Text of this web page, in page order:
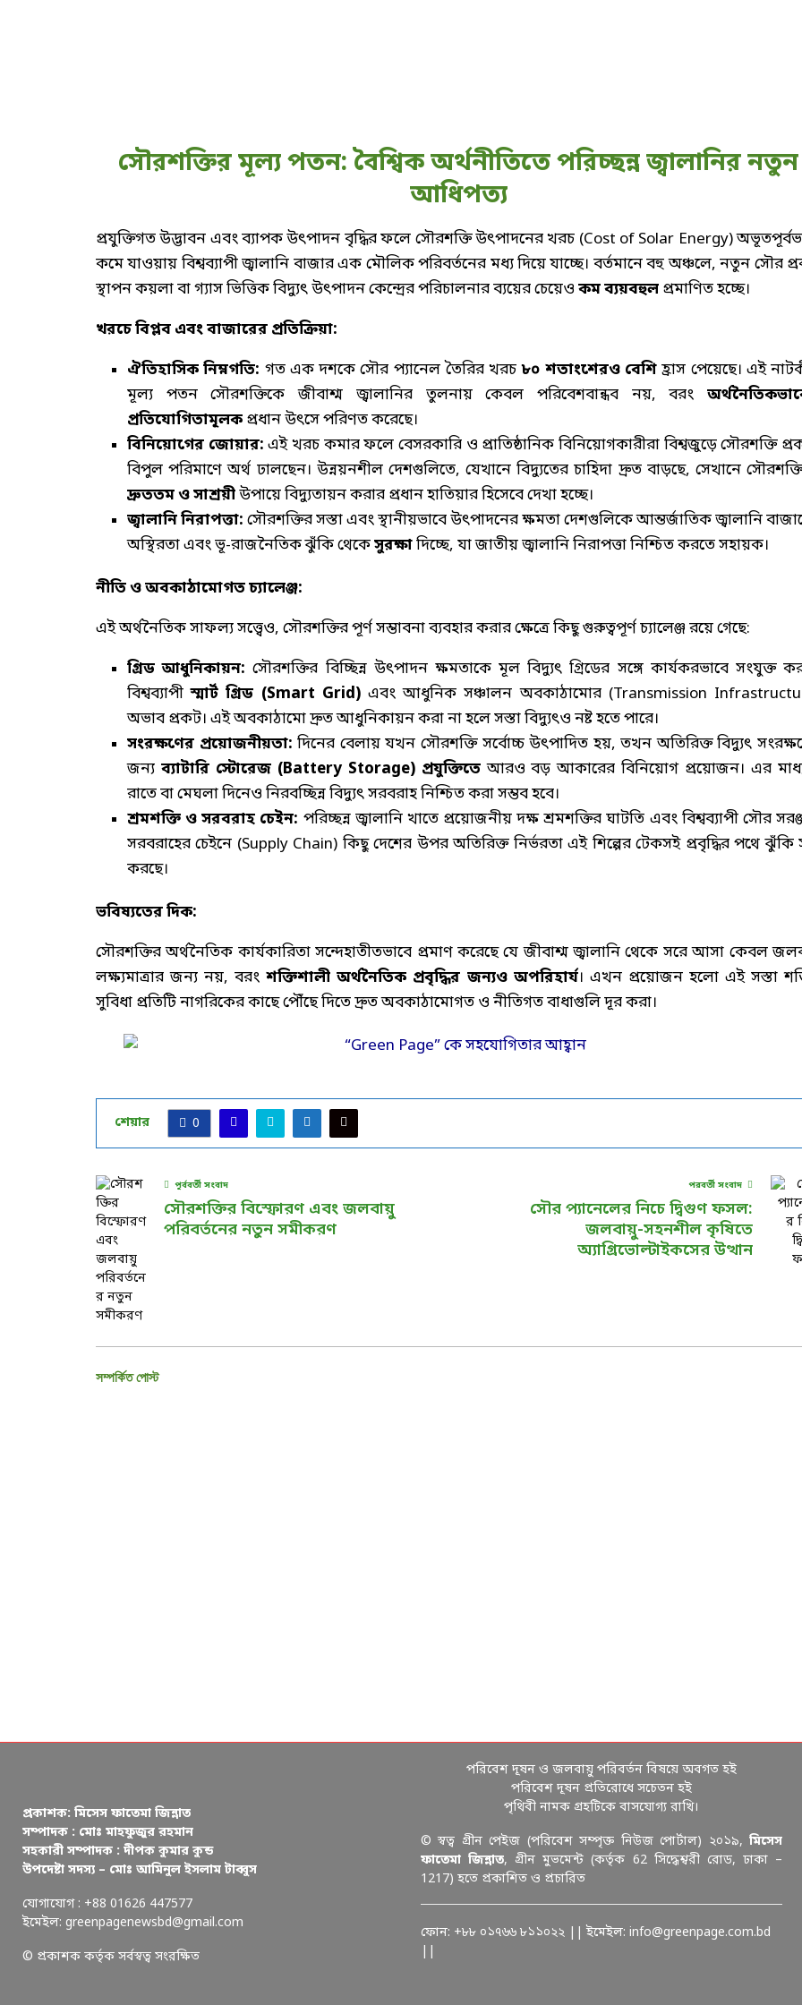
সৌরশক্তির মূল্য পতন: বৈশ্বিক অর্থনীতিতে পরিচ্ছন্ন জ্বালানির নতুন
আধিপত্য
প্রযুক্তিগত উদ্ভাবন এবং ব্যাপক উৎপাদন বৃদ্ধির ফলে সৌরশক্তি উৎপাদনের খরচ (Cost of Solar Energy)
কমে যাওয়ায় বিশ্বব্যাপী জ্বালানি বাজার এক মৌলিক পরিবর্তনের মধ্য দিয়ে যাচ্ছে। বর্তমানে বহু অঞ্চলে, নতুন সৌর
স্থাপন কয়লা বা গ্যাস ভিত্তিক বিদ্যুৎ উৎপাদন কেন্দ্রের পরিচালনার ব্যয়ের চেয়েও কম ব্যয়বহুল প্রমাণিত হচ্ছে।
খরচে বিপ্লব এবং বাজারের প্রতিক্রিয়া:
ঐতিহাসিক নিম্নগতি: গত এক দশকে সৌর প্যানেল তৈরির খরচ৮০ শতাংশেরও বেশিহ্রাস পেয়েছে। এই
মূল্য পতন সৌরশক্তিকে জীবাশ্ম জ্বালানির তুলনায় কেবল পরিবেশবান্ধব নয়, বরং
প্রতিযোগিতামূলক প্রধান উৎসে পরিণত করেছে।
বিনিয়োগের জোয়ার: এই খরচ কমার ফলে বেসরকারি ও প্রাতিষ্ঠানিক বিনিয়োগকারীরা বিশ্বজুড়ে সৌরশক্তি
বিপুল পরিমাণে অর্থ ঢালছেন। উন্নয়নশীল দেশগুলিতে, যেখানে বিদ্যুতের চাহিদা দ্রুত বাড়ছে, সেখানে
দ্রুততম ও সাশ্রয়ীউপায়ে বিদ্যুতায়ন করার প্রধান হাতিয়ার হিসেবে দেখা হচ্ছে।
জ্বালানি নিরাপত্তা: সৌরশক্তির সস্তা এবং স্থানীয়ভাবে উৎপাদনের ক্ষমতা দেশগুলিকে আন্তর্জাতিক জ্বালানি
অস্থিরতা এবং ভূ-রাজনৈতিক ঝুঁকি থেকেসুরক্ষাদিচ্ছে, যা জাতীয় জ্বালানি নিরাপত্তা নিশ্চিত করতে সহায়ক।
নীতি ও অবকাঠামোগত চ্যালেঞ্জ:
এই অর্থনৈতিক সাফল্য সত্ত্বেও, সৌরশক্তির পূর্ণ সম্ভাবনা ব্যবহার করার ক্ষেত্রে কিছু গুরুত্বপূর্ণ চ্যালেঞ্জ রয়ে গেছে:
গ্রিড আধুনিকায়ন: সৌরশক্তির বিচ্ছিন্ন উৎপাদন ক্ষমতাকে মূল বিদ্যুৎ গ্রিডের সঙ্গে কার্যকরভাবে সংযুক্ত
বিশ্বব্যাপীস্মার্ট গ্রিড (Smart Grid)এবং আধুনিক সঞ্চালন অবকাঠামোর (Transmission
অভাব প্রকট। এই অবকাঠামো দ্রুত আধুনিকায়ন করা না হলে সস্তা বিদ্যুৎও নষ্ট হতে পারে।
সংরক্ষণের প্রয়োজনীয়তা: দিনের বেলায় যখন সৌরশক্তি সর্বোচ্চ উৎপাদিত হয়, তখন অতিরিক্ত বিদ্যুৎ
জন্য ব্যাটারি স্টোরেজ (Battery Storage) প্রযুক্তিতেআরও বড় আকারের বিনিয়োগ প্রয়োজন। এর
রাতে বা মেঘলা দিনেও নিরবচ্ছিন্ন বিদ্যুৎ সরবরাহ নিশ্চিত করা সম্ভব হবে।
শ্রমশক্তি ও সরবরাহ চেইন: পরিচ্ছন্ন জ্বালানি খাতে প্রয়োজনীয় দক্ষ শ্রমশক্তির ঘাটতি এবং বিশ্বব্যাপী সৌর
সরবরাহের চেইনে (Supply Chain) কিছু দেশের উপর অতিরিক্ত নির্ভরতা এই শিল্পের টেকসই প্রবৃদ্ধির পথে ঝুঁকি
করছে।
ভবিষ্যতের দিক:
সৌরশক্তির অর্থনৈতিক কার্যকারিতা সন্দেহাতীতভাবে প্রমাণ করেছে যে জীবাশ্ম জ্বালানি থেকে সরে আসা কেবল
লক্ষ্যমাত্রার জন্য নয়, বরংশক্তিশালী অর্থনৈতিক প্রবৃদ্ধির জন্যও অপরিহার্য। এখন প্রয়োজন হলো এই সস্তা
সুবিধা প্রতিটি নাগরিকের কাছে পৌঁছে দিতে দ্রুত অবকাঠামোগত ও নীতিগত বাধাগুলি দূর করা।
শেয়ার 0
পূর্ববর্তী সংবাদ
সৌরশক্তির বিস্ফোরণ এবং জলবায়ু
পরিবর্তনের নতুন সমীকরণ
পরবর্তী সংবাদ
সৌর প্যানেলের নিচে দ্বিগুণ ফসল:
জলবায়ু-সহনশীল কৃষিতে
অ্যাগ্রিভোল্টাইকসের উত্থান
সম্পর্কিত পোস্ট
প্রকাশক: মিসেস ফাতেমা জিন্নাত
সম্পাদক : মোঃ মাহফুজুর রহমান
সহকারী সম্পাদক : দীপক কুমার কুন্ড
উপদেষ্টা সদস্য – মোঃ আমিনুল ইসলাম টাব্বুস
যোগাযোগ : +88 01626 447577
ইমেইল: greenpagenewsbd@gmail.com
© প্রকাশক কর্তৃক সর্বস্বত্ব সংরক্ষিত
পরিবেশ দূষন ও জলবায়ু পরিবর্তন বিষয়ে অবগত হই
পরিবেশ দূষন প্রতিরোধে সচেতন হই
পৃথিবী নামক গ্রহটিকে বাসযোগ্য রাখি।
© স্বত্ব গ্রীন পেইজ (পরিবেশ সম্পৃক্ত নিউজ পোর্টাল) ২০১৯,মিসেস
ফাতেমা জিন্নাত, গ্রীন মুভমেন্ট (কর্তৃক 62 সিদ্ধেশ্বরী রোড, ঢাকা –
1217) হতে প্রকাশিত ও প্রচারিত
ফোন: +৮৮ ০১৭৬৬ ৮১১০২২ || ইমেইল: info@greenpage.com.bd